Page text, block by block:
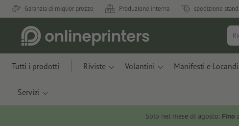
Garanzia di miglior prezzo Produzione interna spedizione
Tutti i prodotti Riviste Volantini Manifesti e
Servizi
Solo nel mese di agosto: Fino